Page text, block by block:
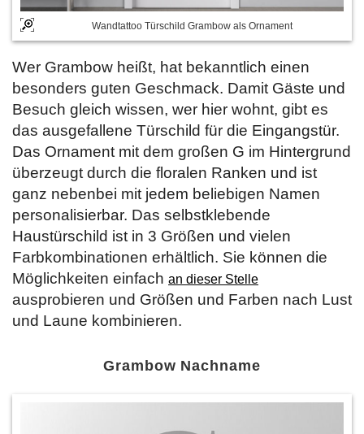
Wandtattoo Türschild Grambow als Ornament
Wer Grambow heißt, hat bekanntlich einen
besonders guten Geschmack. Damit Gäste und
Besuch gleich wissen, wer hier wohnt, gibt es
das ausgefallene Türschild für die Eingangstür.
Das Ornament mit dem großen G im Hintergrund
überzeugt durch die floralen Ranken und ist
ganz nebenbei mit jedem beliebigen Namen
personalisierbar. Das selbstklebende
Haustürschild ist in 3 Größen und vielen
Farbkombinationen erhältlich. Sie können die
Möglichkeiten einfach an dieser Stelle
ausprobieren und Größen und Farben nach Lust
und Laune kombinieren.
Grambow Nachname